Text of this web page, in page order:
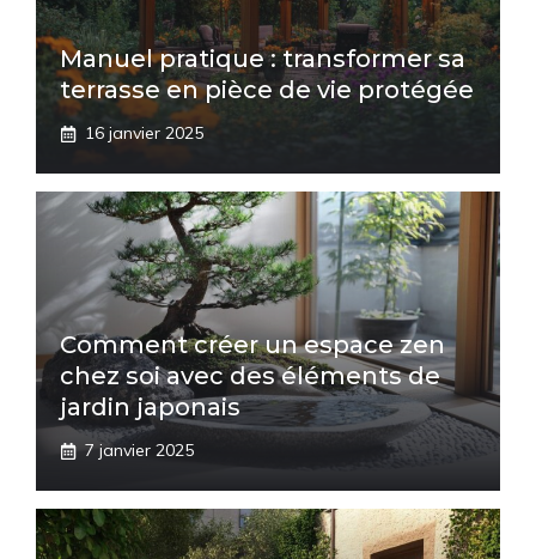
Manuel pratique : transformer sa
terrasse en pièce de vie protégée
16 janvier 2025
Comment créer un espace zen
chez soi avec des éléments de
jardin japonais
7 janvier 2025